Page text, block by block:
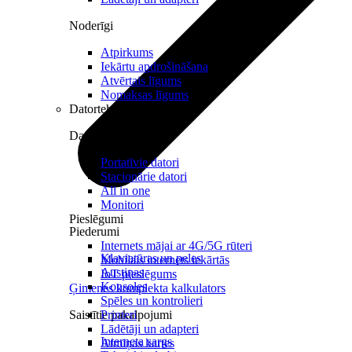
Pieslēgumi
Internets mājai ar 4G/5G rūteri
Mobilais internets iekārtās
IoT pieslēgums
Ģimenes komplekta kalkulators
Saistītie pakalpojumi
Interneta sargs
Noderīgi
Atpirkums
Iekārtu apdrošināšana
Atvērtais līgums
Nomaksas līgums
Datortehnika
Datori un Monitori
Portatīvie datori
Stacionārie datori
All in one
Monitori
Piederumi
Klaviatūras un peles
Austiņas
Konsoles
Spēles un kontrolieri
Printeri
Lādētāji un adapteri
Atmiņas kartes